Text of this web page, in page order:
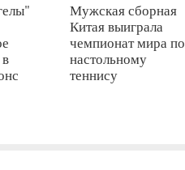
Мужская сборная
Китая выиграла
чемпионат мира по
настольному
теннису